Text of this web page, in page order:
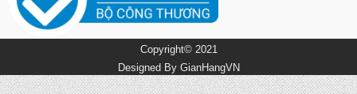
Copyright© 2021
Designed By GianHangVN